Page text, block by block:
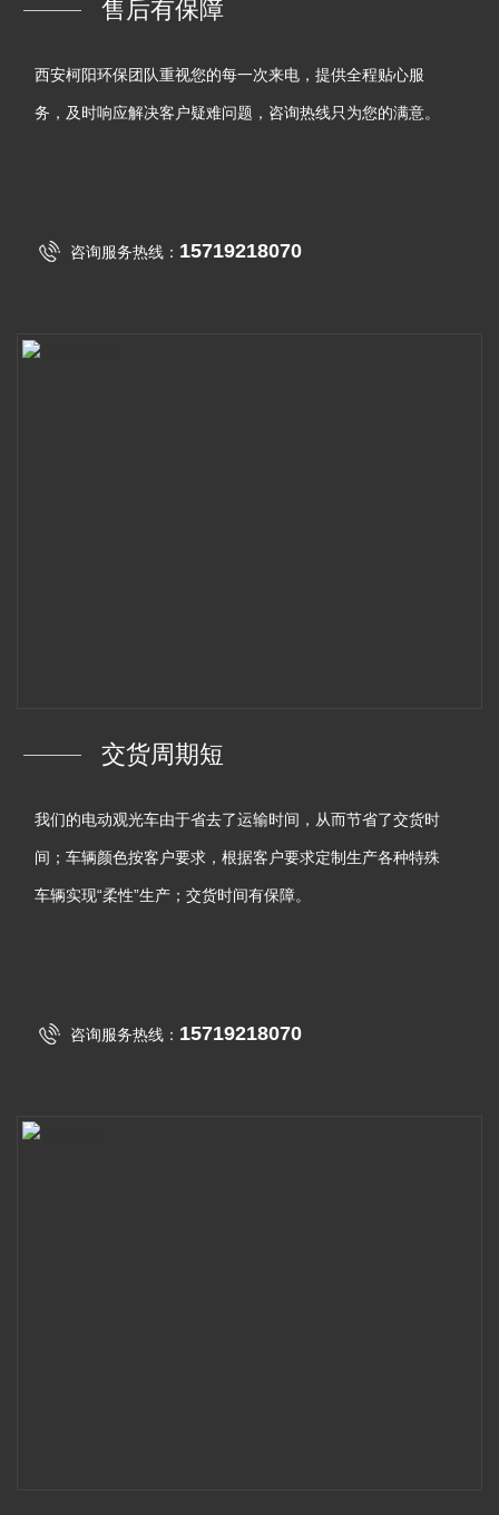
售后有保障
西安柯阳环保团队重视您的每一次来电，提供全程贴心服
务，及时响应解决客户疑难问题，咨询热线只为您的满意。
咨询服务热线： 15719218070
交货周期短
我们的电动观光车由于省去了运输时间，从而节省了交货时
间；车辆颜色按客户要求，根据客户要求定制生产各种特殊
车辆实现“柔性”生产；交货时间有保障。
咨询服务热线： 15719218070